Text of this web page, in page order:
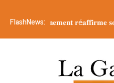
FlashNews:
g𝐨𝐮𝐯𝐞𝐫𝐧𝐞𝐦𝐞𝐧𝐭 𝐫é𝐚𝐟𝐟𝐢𝐫𝐦𝐞 𝐬𝐨𝐧